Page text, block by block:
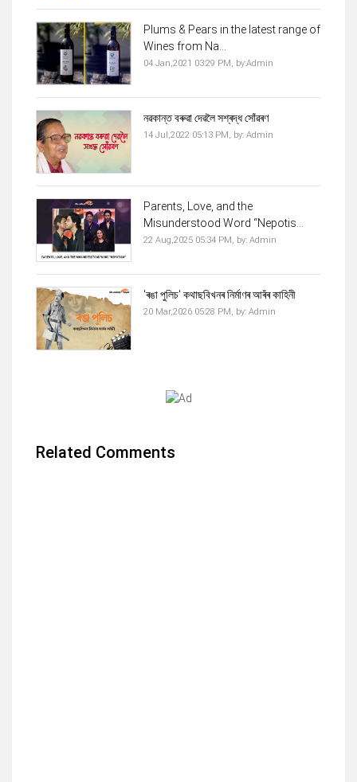
Plums & Pears in the latest range of
Wines from Na...
04 Jan,2021 03:29 PM, by:Admin
নৱকান্ত বৰুৱা দেৱলৈ সশ্ৰদ্ধ সোঁৱৰণ
14 Jul,2022 05:13 PM, by: Admin
Parents, Love, and the
Misunderstood Word “Nepotis...
22 Aug,2025 05:34 PM, by: Admin
'ৰঙা পুলিচ' কথাছবিখনৰ নিৰ্মাণৰ আৰঁৰ কাহিনী
20 Mar,2026 05:28 PM, by: Admin
Related Comments